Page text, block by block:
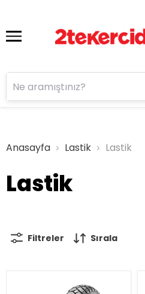
Anasayfa Lastik Lastik
Lastik
Filtreler Sırala